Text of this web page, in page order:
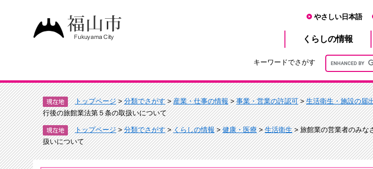
やさしい日本語
くらしの情報
キーワードでさがす
トップページ>分類でさがす>産業・仕事の情報>事業・営業の許認可>生活衛生・施設の届
行後の旅館業法第５条の取扱いについて
トップページ>分類でさがす>くらしの情報>健康・医療>生活衛生> 旅館業の営業者のみな
扱いについて